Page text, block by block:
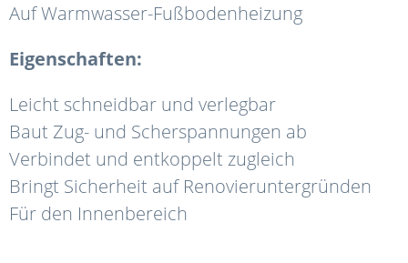
Auf Warmwasser-Fußbodenheizung
Eigenschaften:
Leicht schneidbar und verlegbar
Baut Zug- und Scherspannungen ab
Verbindet und entkoppelt zugleich
Bringt Sicherheit auf Renovieruntergründen
Für den Innenbereich